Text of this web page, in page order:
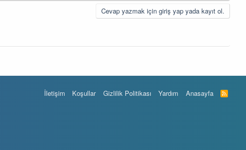
Cevap yazmak için giriş yap yada kayıt ol.
İletişim Koşullar Gizlilik Politikası Yardım Anasayfa
R
S